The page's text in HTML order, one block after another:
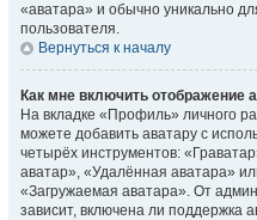
«аватара» и обычно уникально
пользователя.
Вернуться к началу
Как мне включить отображение
На вкладке «Профиль» личного
можете добавить аватару с
четырёх инструментов:
аватар», «Удалённая аватара»
«Загружаемая аватара». От
зависит, включена ли поддержка